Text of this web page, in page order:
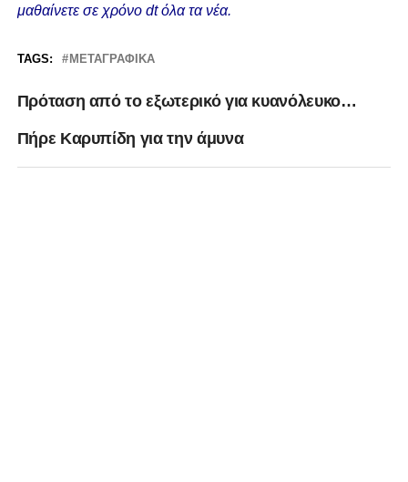
μαθαίνετε σε χρόνο dt όλα τα νέα.
TAGS: ΜΕΤΑΓΡΑΦΙΚΆ
Πρόταση από το εξωτερικό για κυανόλευκο…
Πήρε Καρυπίδη για την άμυνα